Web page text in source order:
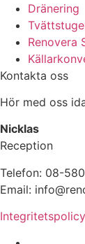
Dränering
Renovera
Kontakta oss
Hör med oss
Nicklas
Reception
Telefon: 08-
Email:
Integritetspolicy